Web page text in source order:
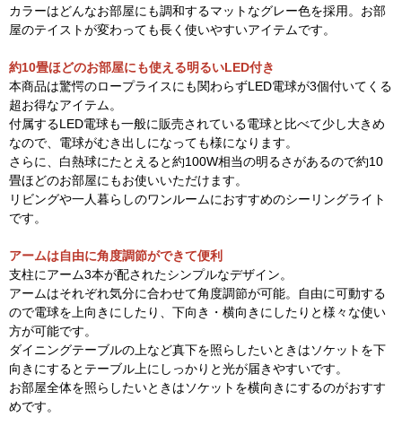
カラーはどんなお部屋にも調和するマットなグレー色を採用。お部
屋のテイストが変わっても長く使いやすいアイテムです。
約10畳ほどのお部屋にも使える明るいLED付き
本商品は驚愕のロープライスにも関わらずLED電球が3個付いてくる
超お得なアイテム。
付属するLED電球も一般に販売されている電球と比べて少し大きめ
なので、電球がむき出しになっても様になります。
さらに、白熱球にたとえると約100W相当の明るさがあるので約10
畳ほどのお部屋にもお使いいただけます。
リビングや一人暮らしのワンルームにおすすめのシーリングライト
です。
アームは自由に角度調節ができて便利
支柱にアーム3本が配されたシンプルなデザイン。
アームはそれぞれ気分に合わせて角度調節が可能。自由に可動する
ので電球を上向きにしたり、下向き・横向きにしたりと様々な使い
方が可能です。
ダイニングテーブルの上など真下を照らしたいときはソケットを下
向きにするとテーブル上にしっかりと光が届きやすいです。
お部屋全体を照らしたいときはソケットを横向きにするのがおすす
めです。